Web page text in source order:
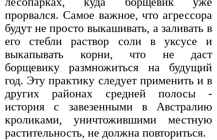
прорвался. Самое важное, что агрессора
будут не просто выкашивать, а заливать в
его стебли раствор соли в уксусе и
выкапывать корни, что не даст
борщевику размножиться на будущий
год. Эту практику следует применить и в
других районах средней полосы -
история с завезенными в Австралию
кроликами, уничтожившими местную
растительность, не должна повториться.